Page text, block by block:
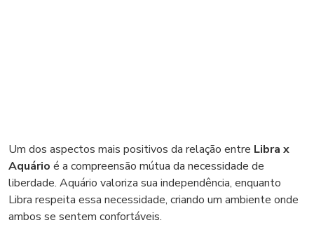
Um dos aspectos mais positivos da relação entre Libra x
Aquário é a compreensão mútua da necessidade de
liberdade. Aquário valoriza sua independência, enquanto
Libra respeita essa necessidade, criando um ambiente onde
ambos se sentem confortáveis.